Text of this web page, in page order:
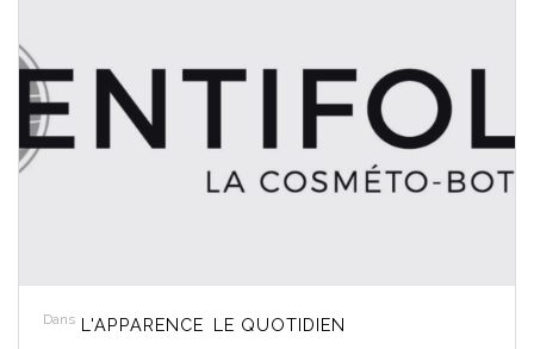
Dans L'APPARENCE LE QUOTIDIEN